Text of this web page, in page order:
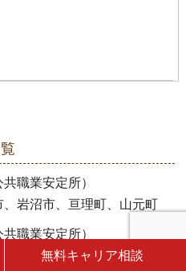
無料キャリア相談
共職業安定所）
岩沼市、亘理町、山元町
共職業安定所）
、大衡村